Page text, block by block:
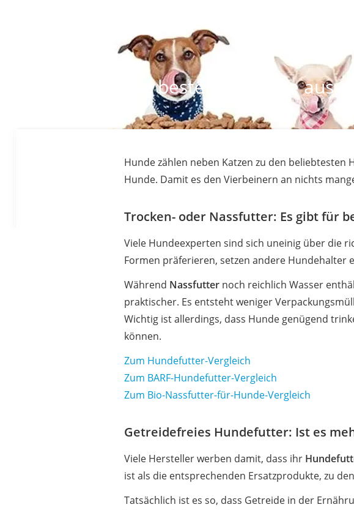
Die besten Produkte aus
Hunde zählen neben Katzen zu den
Hunde. Damit es den Vierbeinern an nichts
Trocken- oder Nassfutter: Es gibt für
Viele Hundeexperten sind sich uneinig über die
Formen präferieren, setzen andere
Während Nassfutter noch reichlich Wasser
praktischer. Es entsteht weniger
Wichtig ist allerdings, dass Hunde genügend
können.
Zum Hundefutter-Vergleich
Zum BARF-Hundefutter-Vergleich
Zum Bio-Nassfutter-für-Hunde-Vergleich
Getreidefreies Hundefutter: Ist es
Viele Hersteller werben damit, dass ihr
ist als die entsprechenden Ersatzprodukte, zu
Tatsächlich ist es so, dass Getreide in der